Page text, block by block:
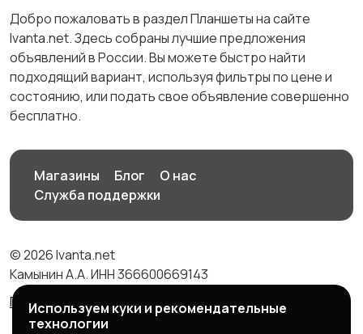
Добро пожаловать в раздел Планшеты на сайте
Ivanta.net. Здесь собраны лучшие предложения
объявлений в России. Вы можете быстро найти
подходящий вариант, используя фильтры по цене и
состоянию, или подать свое объявление совершенно
бесплатно.
Магазины Блог
О нас
Служба поддержки
© 2026 Ivanta.net
Камынин А.А. ИНН 366600669143
Правила сервиса
Политика конфиденциальности
Используем куки и рекомендательные
технологии